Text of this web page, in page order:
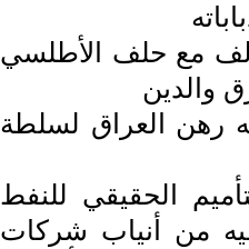
مع حلف الأطلسي
والدين
رهن العراق لسلطة
الذي هو التأميم الحقيقي للنفط
من أنياب شركات